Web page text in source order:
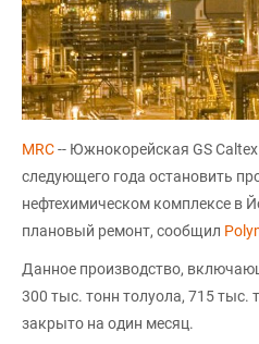
MRC-- Южнокорейская GS
следующего года остановить
нефтехимическом комплексе в
плановый ремонт, сообщил
Данное производство,
300 тыс. тонн толуола, 715 тыс.
закрыто на один месяц.